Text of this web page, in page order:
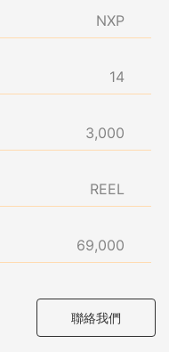
NXP
14
3,000
REEL
69,000
聯絡我們